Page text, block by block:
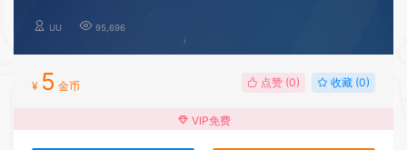
UU 95,696
¥ 5 金币 点赞 (0) 收藏 (0)
VIP免费